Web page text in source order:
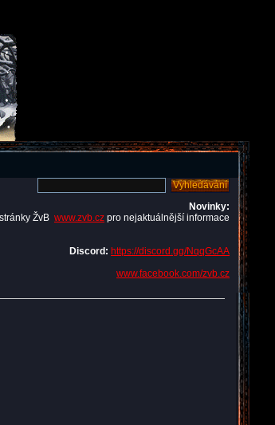
Novinky:
ŽvB www.zvb.cz pro nejaktuálnější informace
Discord: https://discord.gg/NqqGcAA
www.facebook.com/zvb.cz